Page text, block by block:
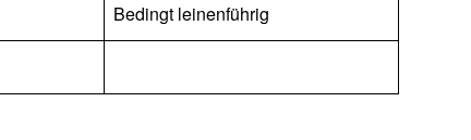
Bedingt leinenführig